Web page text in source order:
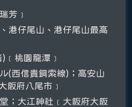
芳﹞
港仔尾山、港仔尾山最高
桃園龍潭﹞
(西信貴鋼索線)；高安山
阪府八尾市﹞
；大江神社﹝大阪府大阪